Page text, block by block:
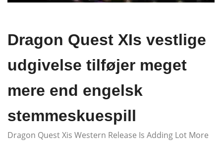
Dragon Quest XIs vestlige
udgivelse tilføjer meget
mere end engelsk
stemmeskuespill
Dragon Quest Xis Western Release Is Adding Lot More